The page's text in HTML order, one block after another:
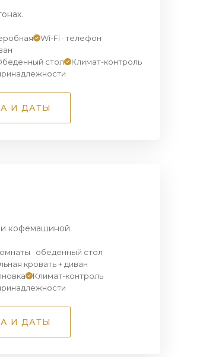
Wi-Fi · телефон
стол
Климат-контроль
И ДАТЫ
и кофемашиной.
· обеденный стол
кровать + диван
Климат-контроль
И ДАТЫ